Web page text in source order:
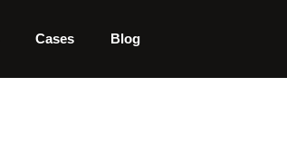
Cases Blog